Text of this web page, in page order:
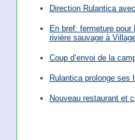
Direction Rulantica
En bref: fermeture
rivière sauvage à
Coup d’envoi de la
Rulantica prolonge ses
Nouveau restaurant et